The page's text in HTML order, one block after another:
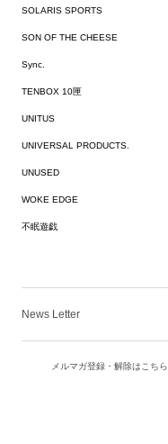
SOLARIS SPORTS
SON OF THE CHEESE
Sync.
TENBOX 10匣
UNITUS
UNIVERSAL PRODUCTS.
UNUSED
WOKE EDGE
不眠遊戯
News Letter
メルマガ登録・解除はこちら